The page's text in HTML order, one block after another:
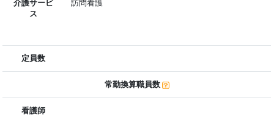
介護サービ
ス
訪問看護
定員数
常勤換算職員数
看護師